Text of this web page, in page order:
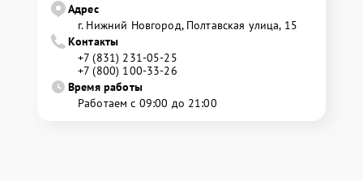
Адрес
г. Нижний Новгород, Полтавская улица, 15
Контакты
+7 (831) 231-05-25
+7 (800) 100-33-26
Время работы
Работаем с 09:00 до 21:00